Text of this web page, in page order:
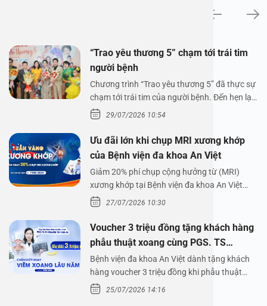
“Trao yêu thương 5” chạm tới trái tim
người bệnh
Chương trình “Trao yêu thương 5” đã thực sự
chạm tới trái tim của người bệnh. Đến hẹn lại
lên,…29/07/2026 10:54
Ưu đãi lớn khi chụp MRI xương khớp
của Bệnh viện đa khoa An Việt
Giảm 20% phí chụp cộng hưởng từ (MRI)
xương khớp tại Bệnh viện đa khoa An Việt
Bệnh viện đa…
27/07/2026 10:30
Voucher 3 triệu đồng tặng khách hàng
phẫu thuật xoang cùng PGS. TS
Nguyễn Thị Hoài An
Bệnh viện đa khoa An Việt dành tặng khách
hàng voucher 3 triệu đồng khi phẫu thuật
xoang cùng PGS.…
25/07/2026 14:16